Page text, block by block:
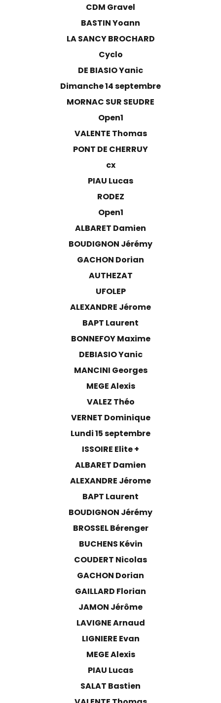
CDM Gravel
BASTIN Yoann
LA SANCY BROCHARD
Cyclo
DE BIASIO Yanic
Dimanche 14 septembre
MORNAC SUR SEUDRE
Open1
VALENTE Thomas
PONT DE CHERRUY
cx
PIAU Lucas
RODEZ
Open1
ALBARET Damien
BOUDIGNON Jérémy
GACHON Dorian
AUTHEZAT
UFOLEP
ALEXANDRE Jérome
BAPT Laurent
BONNEFOY Maxime
DEBIASIO Yanic
MANCINI Georges
MEGE Alexis
VALEZ Théo
VERNET Dominique
Lundi 15 septembre
ISSOIRE Elite +
ALBARET Damien
ALEXANDRE Jérome
BAPT Laurent
BOUDIGNON Jérémy
BROSSEL Bérenger
BUCHENS Kévin
COUDERT Nicolas
GACHON Dorian
GAILLARD Florian
JAMON Jérôme
LAVIGNE Arnaud
LIGNIERE Evan
MEGE Alexis
PIAU Lucas
SALAT Bastien